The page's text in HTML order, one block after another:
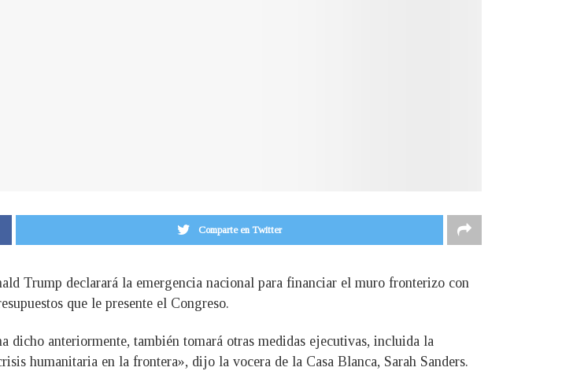
Comparte en Twitter
Trump declarará la emergencia nacional para financiar el muro fronterizo con
que le presente el Congreso.
anteriormente, también tomará otras medidas ejecutivas, incluida la
humanitaria en la frontera», dijo la vocera de la Casa Blanca, Sarah Sanders.